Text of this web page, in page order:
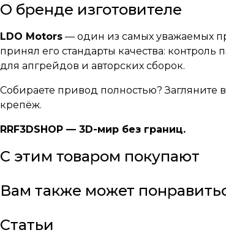
О бренде изготовителе
LDO Motors — один из самых уважаемых
принял его стандарты качества:
для апгрейдов и авторских сборок.
Собираете привод полностью? Загляните
крепёж.
RRF3DSHOP — 3D-мир без границ.
С этим товаром покупают
Вам также может
Статьи